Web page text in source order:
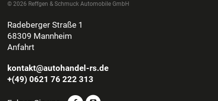
© 2026 Reffgen & Schmuck Automobile GmbH
Radeberger Straße 1
68309 Mannheim
Anfahrt
kontakt@autohandel-rs.de
+(49) 0621 76 222 313